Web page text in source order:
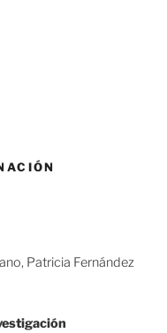
Patricia Fernández